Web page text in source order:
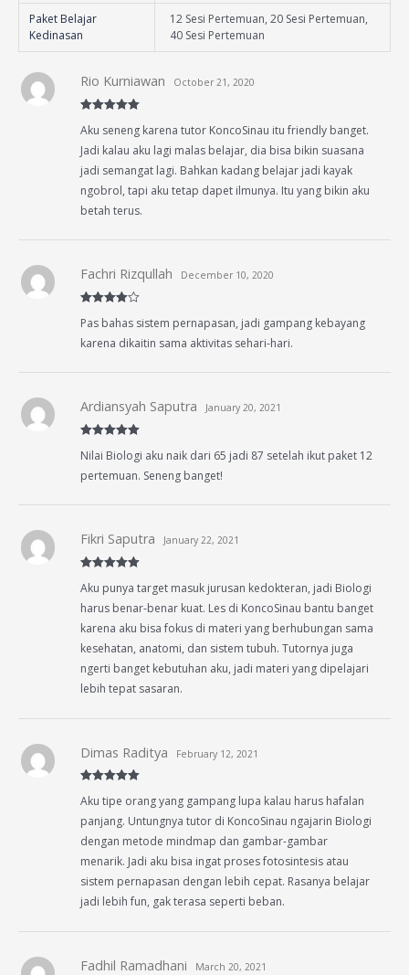
Paket Belajar
Kedinasan
12 Sesi Pertemuan, 20 Sesi Pertemuan,
40 Sesi Pertemuan
of 5
Rio Kurniawan October 21, 2020
Aku seneng karena tutor KoncoSinau itu friendly banget.
Jadi kalau aku lagi malas belajar, dia bisa bikin suasana
jadi semangat lagi. Bahkan kadang belajar jadi kayak
ngobrol, tapi aku tetap dapet ilmunya. Itu yang bikin aku
betah terus.
out of 5
Fachri Rizqullah December 10, 2020
Pas bahas sistem pernapasan, jadi gampang kebayang
karena dikaitin sama aktivitas sehari-hari.
of 5
Ardiansyah Saputra January 20, 2021
Nilai Biologi aku naik dari 65 jadi 87 setelah ikut paket 12
pertemuan. Seneng banget!
of 5
Fikri Saputra January 22, 2021
Aku punya target masuk jurusan kedokteran, jadi Biologi
harus benar-benar kuat. Les di KoncoSinau bantu banget
karena aku bisa fokus di materi yang berhubungan sama
kesehatan, anatomi, dan sistem tubuh. Tutornya juga
ngerti banget kebutuhan aku, jadi materi yang dipelajari
lebih tepat sasaran.
of 5
Dimas Raditya February 12, 2021
Aku tipe orang yang gampang lupa kalau harus hafalan
panjang. Untungnya tutor di KoncoSinau ngajarin Biologi
dengan metode mindmap dan gambar-gambar
menarik. Jadi aku bisa ingat proses fotosintesis atau
sistem pernapasan dengan lebih cepat. Rasanya belajar
jadi lebih fun, gak terasa seperti beban.
Fadhil Ramadhani March 20, 2021